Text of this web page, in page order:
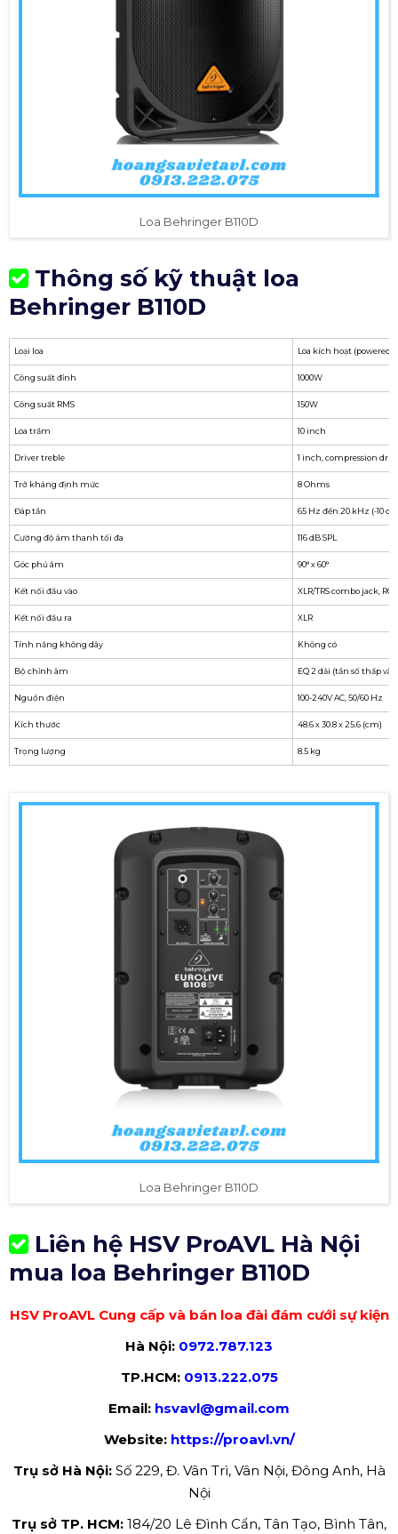
Loa Behringer B110D
Thông số kỹ thuật loa
Behringer B110D
Loại loa Loa kích hoạt (powered
Công suất đỉnh 1000W
Công suất RMS 150W
Loa trầm 10 inch
Driver treble 1 inch, compression
Trở kháng định mức 8 Ohms
Đáp tần 65 Hz đến 20 kHz (-10
Cường độ âm thanh tối đa 116 dB SPL
Góc phủ âm 90° x 60°
Kết nối đầu vào XLR/TRS combo jack, RCA
Kết nối đầu ra XLR
Tính năng không dây Không có
Bộ chỉnh âm EQ 2 dải (tần số thấp và
Nguồn điện 100-240V AC, 50/60 Hz
Kích thước 48.6 x 30.8 x 25.6 (cm)
Trọng lượng 8.5 kg
Loa Behringer B110D
Liên hệ HSV ProAVL Hà Nội
mua loa Behringer B110D
HSV ProAVL Cung cấp và bán loa đài đám cưới sự kiện
Hà Nội: 0972.787.123
TP.HCM: 0913.222.075
Email: hsvavl@gmail.com
Website: https://proavl.vn/
Trụ sở Hà Nội:Số 229, Đ. Vân Trì, Vân Nội, Đông Anh, Hà
Nội
Trụ sở TP. HCM: 184/20 Lê Đình Cẩn, Tân Tạo, Bình Tân,